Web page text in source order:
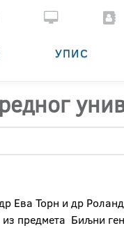
УПИС
Ева Торн и др
предмета Биљни